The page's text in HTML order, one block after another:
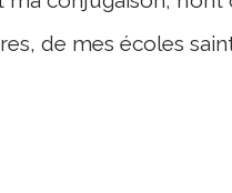
de mes écoles